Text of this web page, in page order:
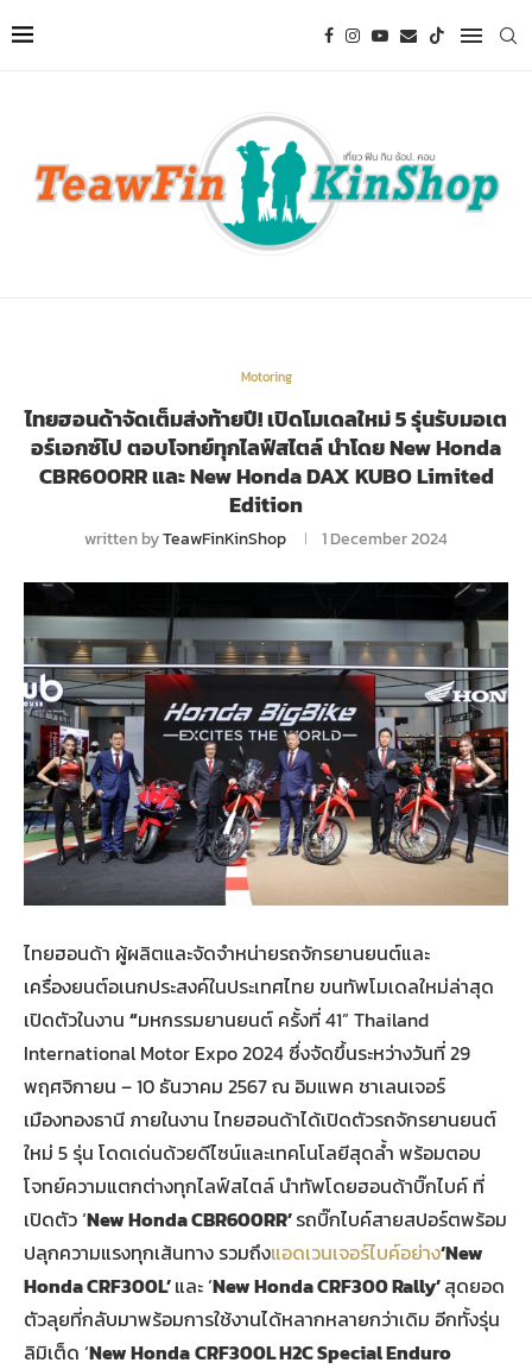
Motoring
ไทยฮอนด้าจัดเต็มส่งท้ายปี! เปิดโมเดลใหม่ 5 รุ่นรับมอเต
อร์เอกซ์โป ตอบโจทย์ทุกไลฟ์สไตล์ นำโดย New Honda
CBR600RR และ New Honda DAX KUBO Limited
Edition
written byTeawFinKinShop 1 December 2024
ไทยฮอนด้า ผู้ผลิตและจัดจำหน่ายรถจักรยานยนต์และ
เครื่องยนต์อเนกประสงค์ในประเทศไทย ขนทัพโมเดลใหม่ล่าสุด
เปิดตัวในงาน “มหกรรมยานยนต์ ครั้งที่ 41” Thailand
International Motor Expo 2024 ซึ่งจัดขึ้นระหว่างวันที่ 29
พฤศจิกายน – 10 ธันวาคม 2567 ณ อิมแพค ชาเลนเจอร์
เมืองทองธานี ภายในงาน ไทยฮอนด้าได้เปิดตัวรถจักรยานยนต์
ใหม่ 5 รุ่น โดดเด่นด้วยดีไซน์และเทคโนโลยีสุดล้ำ พร้อมตอบ
โจทย์ความแตกต่างทุกไลฟ์สไตล์ นำทัพโดยฮอนด้าบิ๊กไบค์ ที่
เปิดตัว ‘New Honda CBR600RR’รถบิ๊กไบค์สายสปอร์ตพร้อม
ปลุกความแรงทุกเส้นทาง รวมถึงแอดเวนเจอร์ไบค์อย่าง‘New
Honda CRF300L’และ ‘New Honda CRF300 Rally’สุดยอด
ตัวลุยที่กลับมาพร้อมการใช้งานได้หลากหลายกว่าเดิม อีกทั้งรุ่น
ลิมิเต็ด ‘New HondaCRF300L H2C Special Enduro